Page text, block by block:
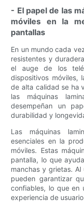
- El papel de las
móviles en la
pantallas
En un mundo cada
resistentes y
el auge de los
dispositivos móviles,
de alta calidad se ha
las máquinas
desempeñan un
durabilidad y
Las máquinas
esenciales en la
móviles. Estas
pantalla, lo que
manchas y grietas.
pueden garantizar
confiables, lo que en
experiencia de